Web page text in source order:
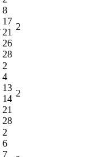
8
17
21
26
28
2
2
4
13
14
21
28
2
2
6
7